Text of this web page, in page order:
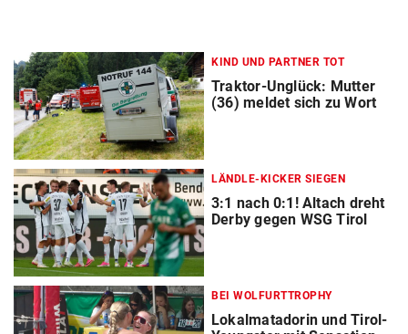
KIND UND PARTNER TOT
Traktor-Unglück: Mutter
(36) meldet sich zu Wort
LÄNDLE-KICKER SIEGEN
3:1 nach 0:1! Altach dreht
Derby gegen WSG Tirol
BEI WOLFURTTROPHY
Lokalmatadorin und Tirol-